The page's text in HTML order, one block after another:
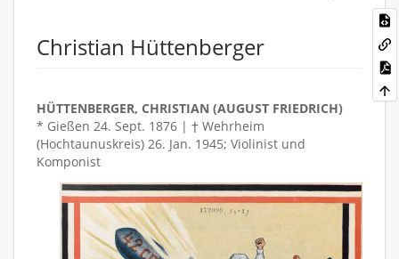
Christian Hüttenberger
HÜTTENBERGER, CHRISTIAN (AUGUST FRIEDRICH)
* Gießen 24. Sept. 1876 | † Wehrheim
(Hochtaunuskreis) 26. Jan. 1945; Violinist und
Komponist